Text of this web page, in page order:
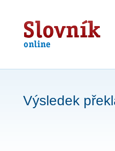
Slovník
online
Výsledek